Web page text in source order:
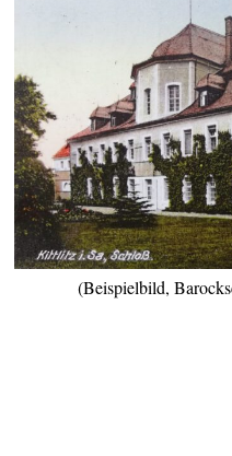
(Beispielbild,